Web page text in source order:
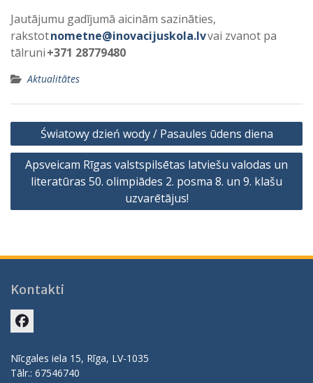
Jautājumu gadījumā aicinām sazināties,
rakstotnometne@inovacijuskola.lvvai zvanot pa
tālruni+371 28779480
Aktualitātes
Ziņu
izvēlne
Światowy dzień wody / Pasaules ūdens diena
Apsveicam Rīgas valstspilsētas latviešu valodas un
literatūras 50. olimpiādes 2. posma 8. un 9. klašu
uzvarētājus!
Kontakti
Nīcgales iela 15, Rīga, LV-1035
Tālr.: 67546740